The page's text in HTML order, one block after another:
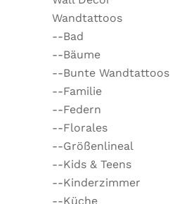
Wandtattoos
--Bad
--Bäume
--Bunte Wandtattoos
--Familie
--Federn
--Florales
--Größenlineal
--Kids & Teens
--Kinderzimmer
--Küche